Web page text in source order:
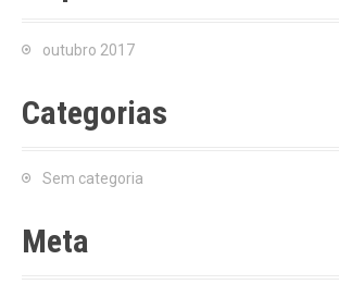
outubro 2017
Categorias
Sem categoria
Meta